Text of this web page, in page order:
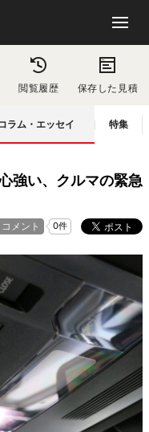
閲覧履歴 保存した見積
ラム・エッセイ 特集
強い、クルマの緊急